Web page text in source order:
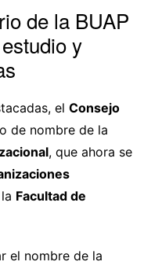
de la BUAP
y
el Consejo
de nombre de la
, que ahora se
Facultad de
el nombre de la